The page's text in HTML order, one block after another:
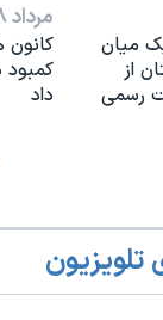
میان
از
رسمی
مرداد ۱۸, ۱۴۰۵
کانون
کمبود
داد
تلویزیون